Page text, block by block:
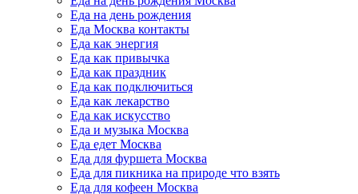
Еда на день рождения
Еда Москва контакты
Еда как энергия
Еда как привычка
Еда как праздник
Еда как подключиться
Еда как лекарство
Еда как искусство
Еда и музыка Москва
Еда едет Москва
Еда для фуршета Москва
Еда для пикника на природе что взять
Еда для кофеен Москва